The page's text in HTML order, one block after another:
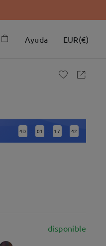
Ayuda EUR(€)
4D : 01 : 17 : 40
disponible